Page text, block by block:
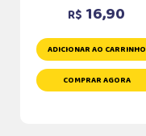
R$ 16,90
ADICIONAR AO CARRINHO
COMPRAR AGORA